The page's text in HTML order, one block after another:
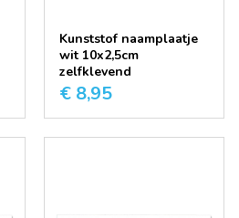
Kunststof naamplaatje
wit 10x2,5cm
zelfklevend
€ 8,95